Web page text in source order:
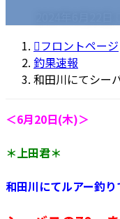
フロントページ
釣果速報
和田川にてシー
＜6月20日(木)＞
＊上田君＊
和田川にてルアー釣